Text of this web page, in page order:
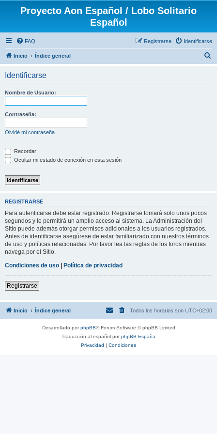
Proyecto Aon Español / Lobo Solitario
Español
FAQ Identificarse
Registrarse
Inicio Índice general
Identificarse
Nombre de Usuario:
Contraseña:
Olvidé mi contraseña
Recordar
Ocultar mi estado de conexión en esta sesión
REGISTRARSE
Para autenticarse debe estar registrado. Registrarse tomará solo unos pocos
segundos y le permitirá un amplio acceso al sistema. La Administración del
Sitio puede además otorgar permisos adicionales a los usuarios registrados.
Antes de identificarse asegúrese de estar familiarizado con nuestros términos
de uso y políticas relacionadas. Por favor lea las reglas de los foros mientras
navega por el Sitio.
Condiciones de uso | Política de privacidad
Registrarse
Inicio Índice general Todos los horarios son UTC+02:00
Desarrollado porphpBB® Forum Software © phpBB Limited
Traducción al español porphpBB España
Privacidad | Condiciones